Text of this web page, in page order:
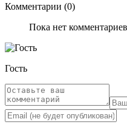
Комментарии (0)
Пока нет
Гость